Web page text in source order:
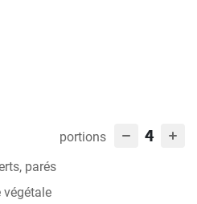
portions 4
parés
végétale